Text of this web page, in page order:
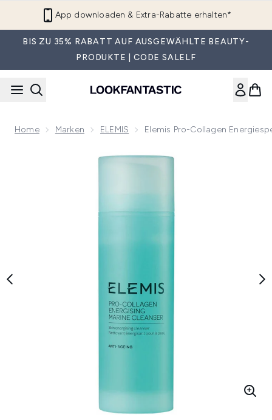
App downloaden & Extra-Rabatte erhalten*
BIS ZU 35% RABATT AUF AUSGEWÄHLTE BEAUTY-
PRODUKTE | CODE SALELF
Home Marken ELEMIS Elemis Pro-Collagen